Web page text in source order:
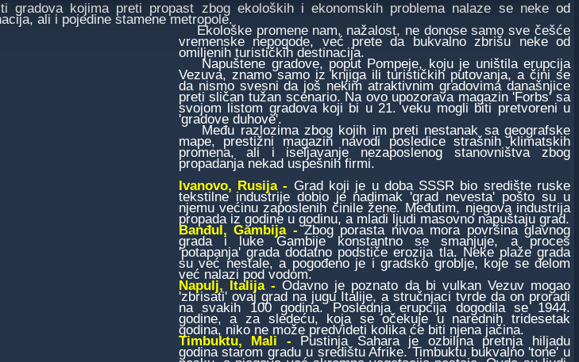
kojima preti propast zbog ekoloških i ekonomskih problema nalaze se neke od
ali i pojedine stamene metropole.
Ekološke promene nam, nažalost, ne donose samo sve češće
vremenske nepogode, već prete da bukvalno zbrišu neke od
omiljenih turističkih destinacija.
Napuštene gradove, poput Pompeje, koju je uništila erupcija
Vezuva, znamo samo iz knjiga ili turističkih putovanja, a čini se
da nismo svesni da još nekim atraktivnim gradovima današnjice
preti sličan tužan scenario. Na ovo upozorava magazin 'Forbs' sa
svojom listom gradova koji bi u 21. veku mogli biti pretvoreni u
'gradove duhove'.
Među razlozima zbog kojih im preti nestanak sa geografske
mape, prestižni magazin navodi posledice strašnih klimatskih
promena, ali i iseljavanje nezaposlenog stanovništva zbog
propadanja nekad uspešnih firmi.
Ivanovo, Rusija - Grad koji je u doba SSSR bio središte ruske
tekstilne industrije dobio je nadimak 'grad nevesta' pošto su u
njemu većinu zaposlenih činile žene. Međutim, njegova industrija
propada iz godine u godinu, a mladi ljudi masovno napuštaju grad.
Banđul, Gambija -Zbog porasta nivoa mora površina glavnog
grada i luke Gambije konstantno se smanjuje, a proces
'potapanja' grada dodatno podstiče erozija tla. Neke plaže grada
su već nestale, a pogođeno je i gradsko groblje, koje se delom
već nalazi pod vodom.
Napulj, Italija -Odavno je poznato da bi vulkan Vezuv mogao
'zbrisati' ovaj grad na jugu Italije, a stručnjaci tvrde da on proradi
na svakih 100 godina. Poslednja erupcija dogodila se 1944.
godine, a za sledeću, koja se očekuje u narednih tridesetak
godina, niko ne može predvideti kolika će biti njena jačina.
Timbuktu, Mali - Pustinja Sahara je ozbiljna pretnja hiljadu
godina starom gradu u središtu Afrike. Timbuktu bukvalno 'tone' u